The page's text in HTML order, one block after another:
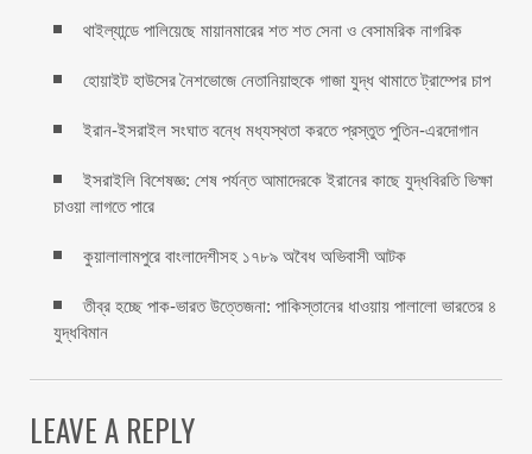
থাইল্যান্ডে পালিয়েছে মায়ানমারের শত শত সেনা ও বেসামরিক নাগরিক
হোয়াইট হাউসের নৈশভোজে নেতানিয়াহুকে গাজা যুদ্ধ থামাতে ট্রাম্পের চাপ
ইরান-ইসরাইল সংঘাত বন্ধে মধ্যস্থতা করতে প্রস্তুত পুতিন-এরদোগান
ইসরাইলি বিশেষজ্ঞ: শেষ পর্যন্ত আমাদেরকে ইরানের কাছে যুদ্ধবিরতি ভিক্ষা
চাওয়া লাগতে পারে
কুয়ালালামপুরে বাংলাদেশীসহ ১৭৮৯ অবৈধ অভিবাসী আটক
তীব্র হচ্ছে পাক-ভারত উত্তেজনা: পাকিস্তানের ধাওয়ায় পালালো ভারতের ৪
যুদ্ধবিমান
LEAVE A REPLY